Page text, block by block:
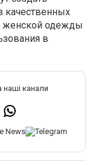
качественных
женской одежды
в
наші канали